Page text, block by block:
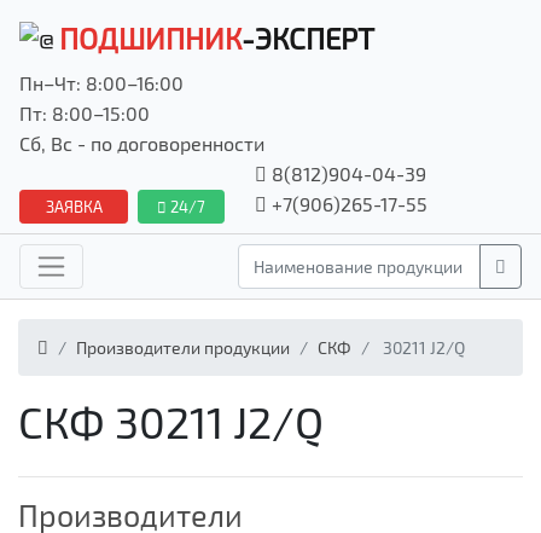
ПОДШИПНИК-ЭКСПЕРТ
Пн–Чт: 8:00–16:00
Пт: 8:00–15:00
Сб, Вс - по договоренности
ЗАЯВКА 24/7
8(812)904-04-39
+7(906)265-17-55
Производители продукции СКФ 30211 J2/Q
СКФ 30211 J2/Q
Производители